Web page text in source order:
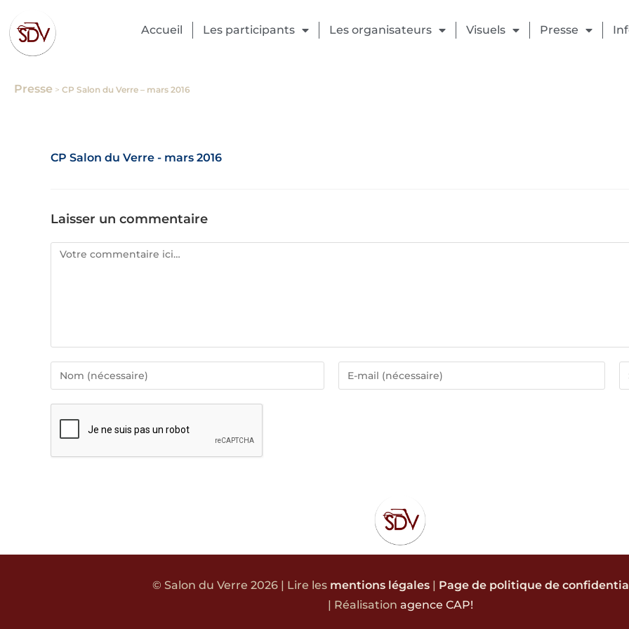
Accueil Les participants Les organisateurs Visuels Presse
Presse > CP Salon du Verre – mars 2016
CP Salon du Verre - mars 2016
Laisser un commentaire
© Salon du Verre 2026 | Lire les mentions légales
Page de politique de
| Réalisation agence CAP!